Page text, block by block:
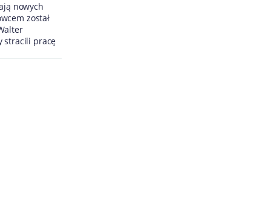
nowych
został
stracili pracę